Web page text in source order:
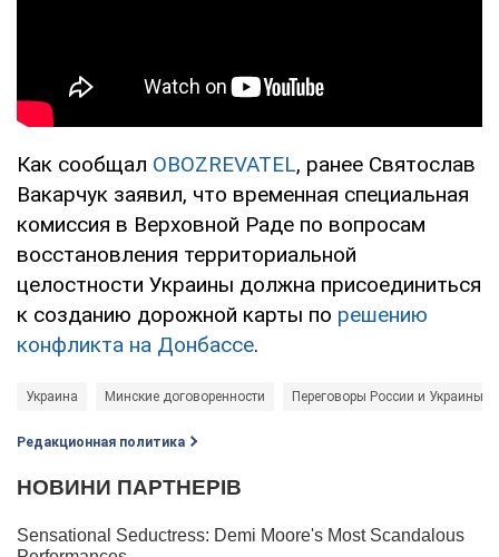
Как сообщал OBOZREVATEL, ранее Святослав
Вакарчук заявил, что временная специальная
комиссия в Верховной Раде по вопросам
восстановления территориальной
целостности Украины должна присоединиться
к созданию дорожной карты по решению
конфликта на Донбассе.
Украина Минские договоренности Переговоры России и Украины
Редакционная политика